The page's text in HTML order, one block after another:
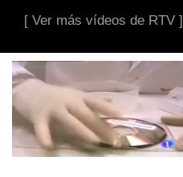
[ Ver más vídeos de RTV ]